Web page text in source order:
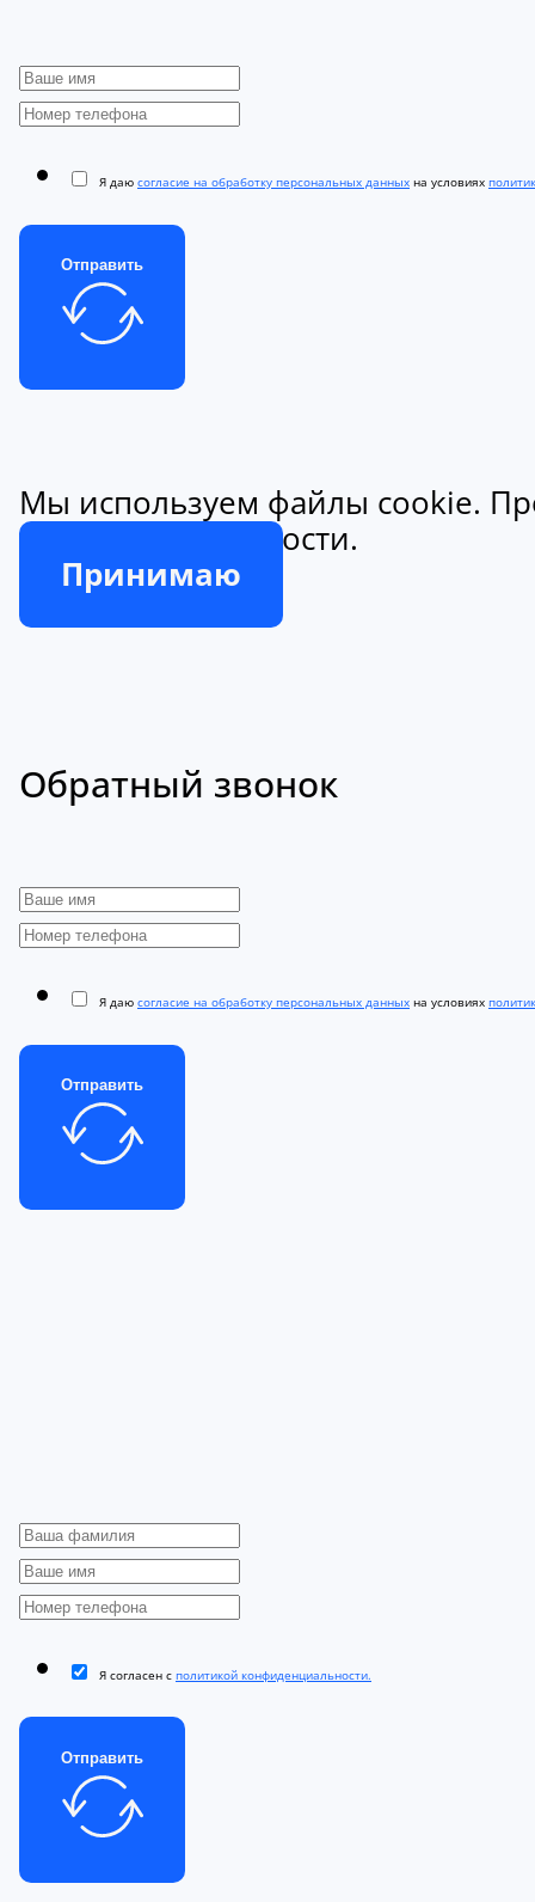
Я даю согласие на обработку персональных данных на условиях
Отправить
Мы используем файлы cookie.
конфиденциальности.
Принимаю
Обратный звонок
Я даю согласие на обработку персональных данных на условиях
Отправить
Я согласен с политикой конфиденциальности.
Отправить